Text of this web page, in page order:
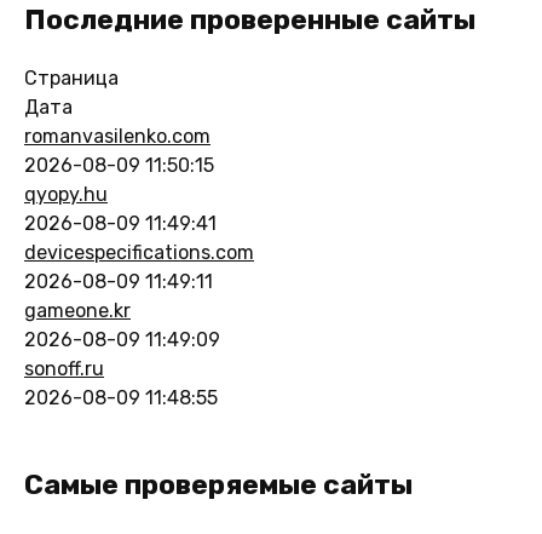
Последние проверенные сайты
Страница
Дата
romanvasilenko.com
2026-08-09 11:50:15
qyopy.hu
2026-08-09 11:49:41
devicespecifications.com
2026-08-09 11:49:11
gameone.kr
2026-08-09 11:49:09
sonoff.ru
2026-08-09 11:48:55
Самые проверяемые сайты